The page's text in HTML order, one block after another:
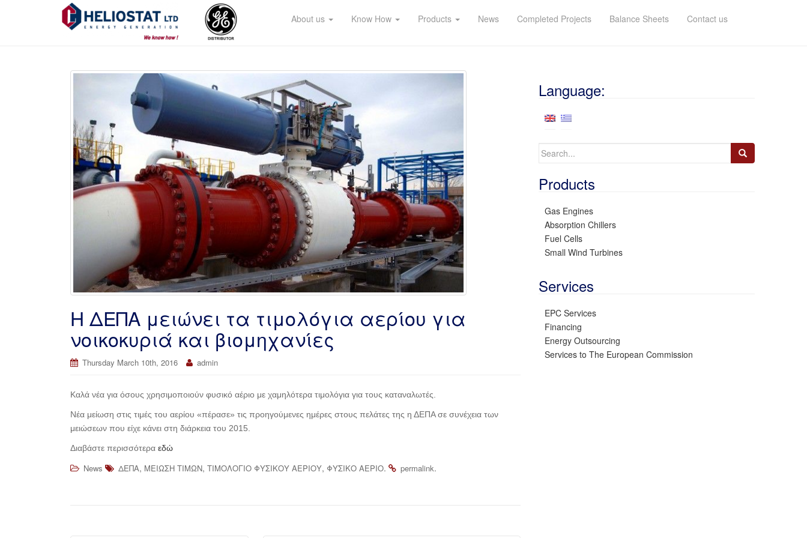
About us Know How Products News Completed Projects Balance Sheets Contact us
Η ΔΕΠΑ μειώνει τα τιμολόγια αερίου για
νοικοκυριά και βιομηχανίες
Thursday March 10th, 2016 admin
Καλά νέα για όσους χρησιμοποιούν φυσικό αέριο με χαμηλότερα τιμολόγια για τους καταναλωτές.
Νέα μείωση στις τιμές του αερίου «πέρασε» τις προηγούμενες ημέρες στους πελάτες της η ΔΕΠΑ σε συνέχεια των
μειώσεων που είχε κάνει στη διάρκεια του 2015.
Διαβάστε περισσότερα εδώ
News ΔΕΠΑ, ΜΕΙΩΣΗ ΤΙΜΩΝ, ΤΙΜΟΛΟΓΙΟ ΦΥΣΙΚΟΥ ΑΕΡΙΟΥ, ΦΥΣΙΚΟ ΑΕΡΙΟ. permalink.
Language:
Search
Products
Gas Engines
Absorption Chillers
Fuel Cells
Small Wind Turbines
Services
EPC Services
Financing
Energy Outsourcing
Services to The European Commission